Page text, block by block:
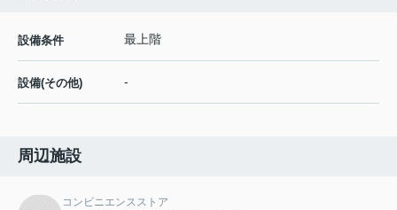
設備条件 最上階
設備(その他) -
周辺施設
コンビニエンスストア